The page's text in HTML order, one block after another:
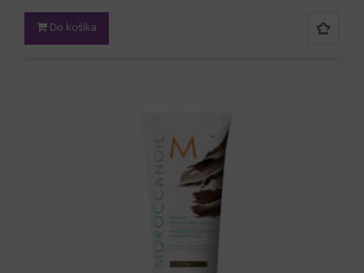
Do košíka